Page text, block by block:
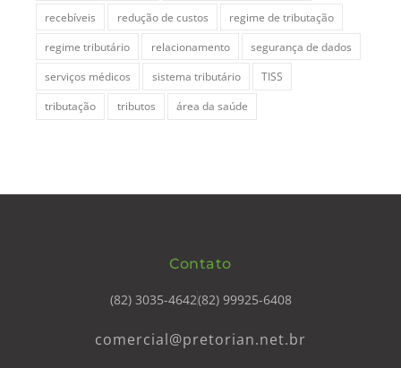
recebíveis
redução de custos
regime de tributação
regime tributário
relacionamento
segurança de dados
serviços médicos
sistema tributário
TISS
tributação
tributos área da saúde
Contato
(82) 3035-4642(82) 99925-6408
comercial@pretorian.net.br